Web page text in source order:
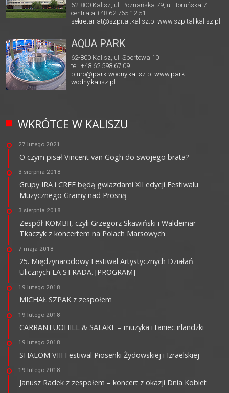
62-800 Kalisz, ul. Poznańska 79, ul. Toruńska 7
centrala +48 62 765 12 51
sekretariat@szpital.kalisz.pl www.szpital.kalisz.pl
AQUA PARK
62-800 Kalisz, ul. Sportowa 10
tel. +48 62 598 67 09
biuro@park-wodny.kalisz.pl www.park-
wodny.kalisz.pl
WKRÓTCE W KALISZU
27 lutego 2021
O czym pisał Vincent van Gogh do swojego brata?
3 sierpnia 2018
Grupy IRA i CREE będą gwiazdami XII edycji Festiwalu
Muzycznego Gramy nad Prosną
3 sierpnia 2018
Zespół KOMBII, czyli Grzegorz Skawiński i Waldemar
Tkaczyk z koncertem na Polach Marsowych
7 maja 2018
25. Międzynarodowy Festiwal Artystycznych Działań
Ulicznych LA STRADA. [PROGRAM]
19 lutego 2018
MICHAŁ SZPAK z zespołem
19 lutego 2018
CARRANTUOHILL & SALAKE – muzyka i taniec irlandzki
19 lutego 2018
SHALOM VIII Festiwal Piosenki Żydowskiej i Izraelskiej
19 lutego 2018
Janusz Radek z zespołem – koncert z okazji Dnia Kobiet